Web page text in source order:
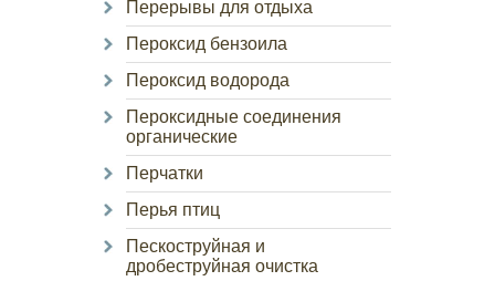
Перерывы для отдыха
Пероксид бензоила
Пероксид водорода
Пероксидные соединения
органические
Перчатки
Перья птиц
Пескоструйная и
дробеструйная очистка